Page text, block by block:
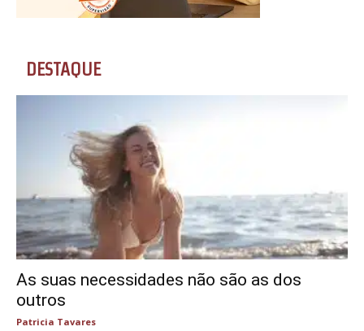
DESTAQUE
As suas necessidades não são as dos
outros
Patricia Tavares